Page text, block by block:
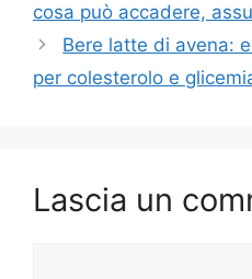
cosa può accadere,
Bere latte di avena:
per colesterolo e
Lascia un